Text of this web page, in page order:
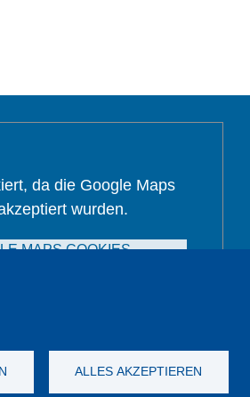
ALLES AKZEPTIEREN
da die Google Maps
wurden.
MAPS COOKIES